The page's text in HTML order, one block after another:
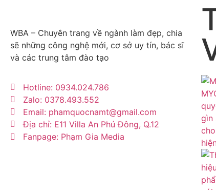
WBA – Chuyên trang về ngành làm đẹp, chia
sẽ những công nghệ mới, cơ sở uy tín, bác sĩ
và các trung tâm đào tạo
Hotline: 0934.024.786
Zalo: 0378.493.552
Email: phamquocnamt@gmail.com
Địa chỉ: E11 Villa An Phú Đông, Q.12
Fanpage: Phạm Gia Media